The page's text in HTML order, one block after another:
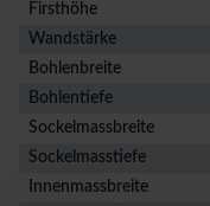
Firsthöhe
Wandstärke
Bohlenbreite
Bohlentiefe
Sockelmassbreite
Sockelmasstiefe
Innenmassbreite